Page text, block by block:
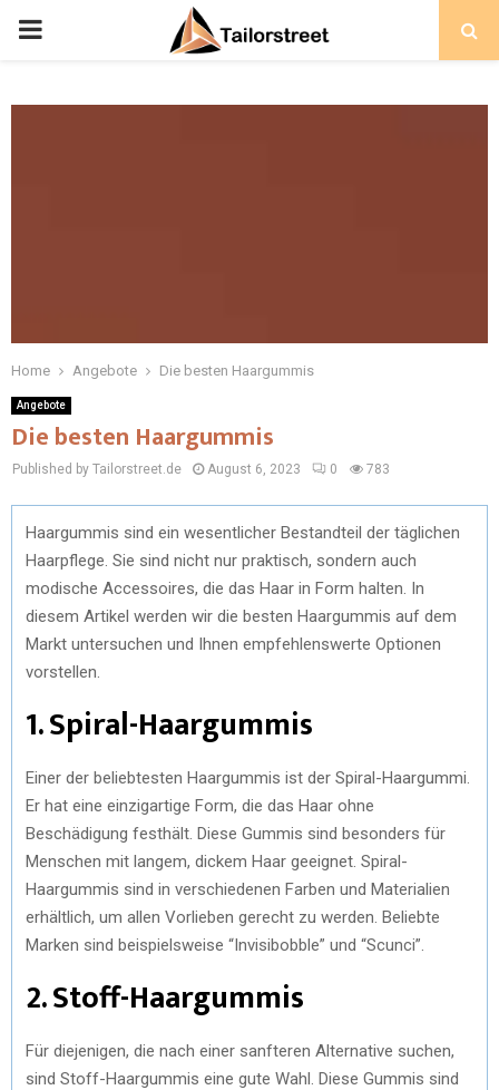
PRIMARY
Home Angebote Die besten Haargummis
Angebote
Die besten Haargummis
Published by Tailorstreet.de August 6, 2023 0 783
Haargummis sind ein wesentlicher Bestandteil der täglichen
Haarpflege. Sie sind nicht nur praktisch, sondern auch
modische Accessoires, die das Haar in Form halten. In
diesem Artikel werden wir die besten Haargummis auf dem
Markt untersuchen und Ihnen empfehlenswerte Optionen
vorstellen.
1. Spiral-Haargummis
Einer der beliebtesten Haargummis ist der Spiral-Haargummi.
Er hat eine einzigartige Form, die das Haar ohne
Beschädigung festhält. Diese Gummis sind besonders für
Menschen mit langem, dickem Haar geeignet. Spiral-
Haargummis sind in verschiedenen Farben und Materialien
erhältlich, um allen Vorlieben gerecht zu werden. Beliebte
Marken sind beispielsweise “Invisibobble” und “Scunci”.
2. Stoff-Haargummis
Für diejenigen, die nach einer sanfteren Alternative suchen,
sind Stoff-Haargummis eine gute Wahl. Diese Gummis sind